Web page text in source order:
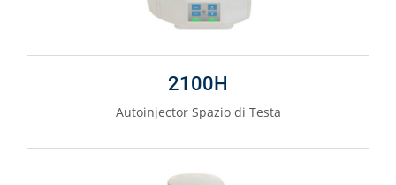
2100H
Autoinjector Spazio di Testa